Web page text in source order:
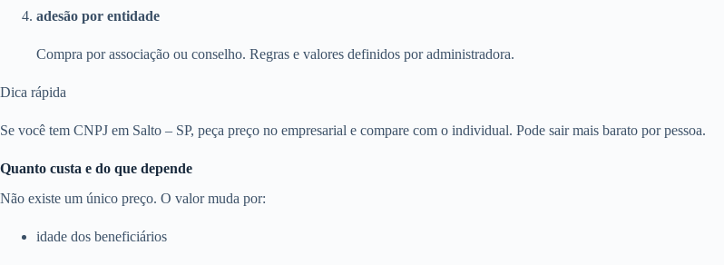
adesão por entidade
Compra por associação ou conselho. Regras e valores definidos por administradora.
Dica rápida
Se você tem CNPJ em Salto – SP, peça preço no empresarial e compare com o individual. Pode sair mais barato por pessoa.
Quanto custa e do que depende
Não existe um único preço. O valor muda por:
idade dos beneficiários